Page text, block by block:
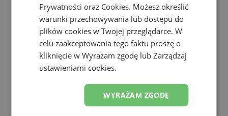
Prywatności oraz Cookies. Możesz określić
warunki przechowywania lub dostępu do
plików cookies w Twojej przeglądarce. W
celu zaakceptowania tego faktu proszę o
kliknięcie w Wyrażam zgodę lub Zarządzaj
ustawieniami cookies.
WYRAŻAM ZGODĘ